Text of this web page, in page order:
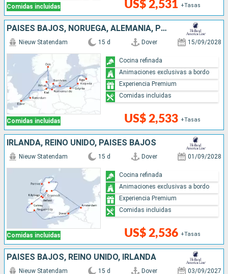
Comidas incluidas US$ 2,531 +Tasas
PAISES BAJOS, NORUEGA, ALEMANIA, POLONIA, LITUANIA, LETONIA, DINAMARCA, REINO UNIDO
Comidas incluidas
Nieuw Statendam 15 d Dover 15/09/2028
US$ 2,533 +Tasas
Cocina refinada
Animaciones exclusivas a bordo
Experiencia Premium
Comidas incluidas
IRLANDA, REINO UNIDO, PAISES BAJOS
Comidas incluidas
Nieuw Statendam 15 d Dover 01/09/2028
US$ 2,536 +Tasas
Cocina refinada
Animaciones exclusivas a bordo
Experiencia Premium
Comidas incluidas
PAISES BAJOS, REINO UNIDO, IRLANDA
Nieuw Statendam 15 d Dover 03/09/2027